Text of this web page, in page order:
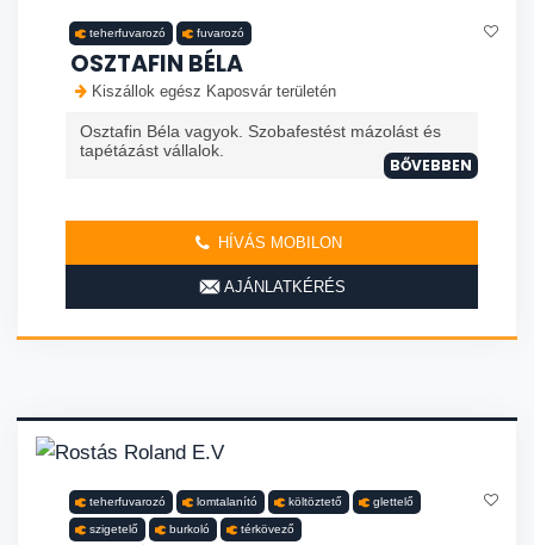
teherfuvarozó fuvarozó
OSZTAFIN BÉLA
Kiszállok egész Kaposvár területén
Osztafin Béla vagyok. Szobafestést mázolást és
tapétázást vállalok.
BŐVEBBEN
HÍVÁS MOBILON
AJÁNLATKÉRÉS
teherfuvarozó lomtalanító költöztető glettelő
szigetelő burkoló térkövező